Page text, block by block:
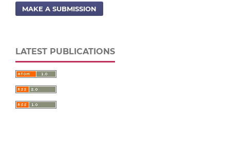
MAKE A SUBMISSION
LATEST PUBLICATIONS